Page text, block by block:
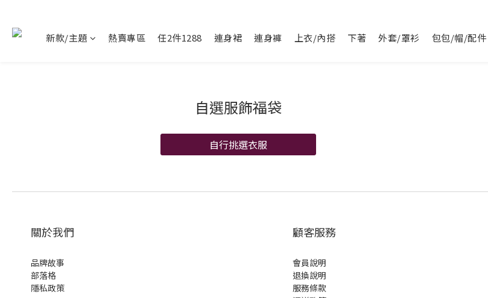
新款/主題 熱賣專區 任2件1288 連身裙 連身褲 上衣/內搭 下著 外套/罩衫 包包/帽/配件
自選服飾福袋
自行挑選衣服
關於我們
品牌故事
部落格
隱私政策
顧客服務
會員說明
退換說明
服務條款